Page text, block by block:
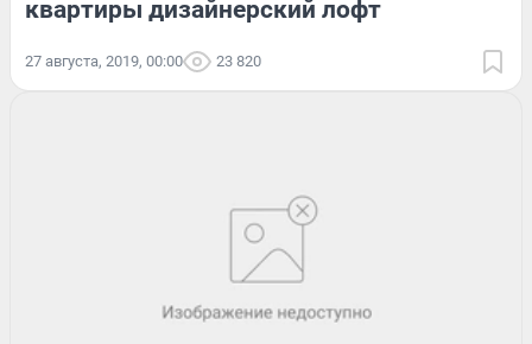
квартиры дизайнерский лофт
27 августа, 2019, 00:00 23 820